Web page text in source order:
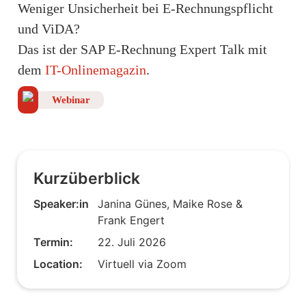
Weniger Unsicherheit bei E-Rechnungspflicht
und ViDA?
Das ist der SAP E-Rechnung Expert Talk mit
dem IT-Onlinemagazin.
Webinar
Kurzüberblick
Speaker:in
Janina Günes, Maike Rose &
Frank Engert
Termin:
22. Juli 2026
Location:
Virtuell via Zoom